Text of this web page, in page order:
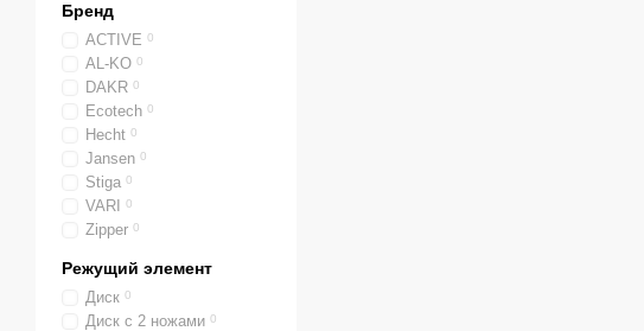
Бренд
ACTIVE 0
AL-KO 0
DAKR 0
Ecotech 0
Hecht 0
Jansen 0
Stiga 0
VARI 0
Zipper 0
Режущий элемент
Диск 0
Диск с 2 ножами 0